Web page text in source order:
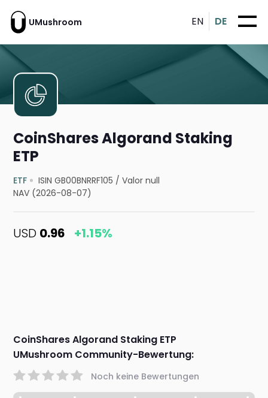
UMushroom EN DE
CoinShares Algorand Staking
ETP
ETF ISIN GB00BNRRF105 /Valor null
NAV (2026-08-07)
USD 0.96 +1.15%
CoinShares Algorand Staking ETP
UMushroom Community-Bewertung:
Noch keine Bewertungen